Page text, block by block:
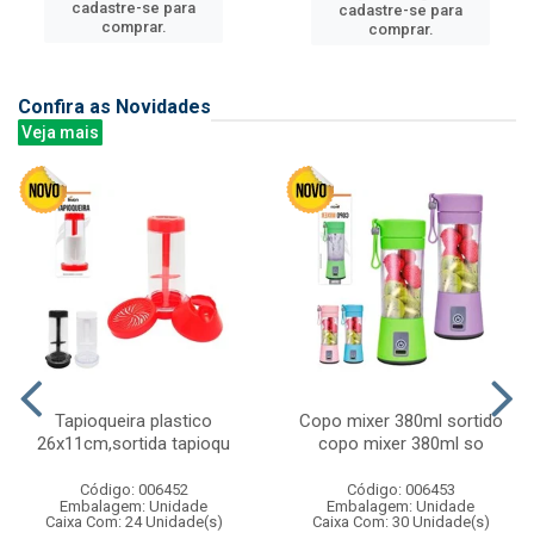
cadastre-se para
comprar.
cadastre-se para
comprar.
Confira as Novidades
Veja mais
Tapioqueira plastico
26x11cm,sortida tapioqu
Código: 006452
Embalagem: Unidade
Caixa Com: 24 Unidade(s)
Copo mixer 380ml sortido
copo mixer 380ml so
Código: 006453
Embalagem: Unidade
Caixa Com: 30 Unidade(s)